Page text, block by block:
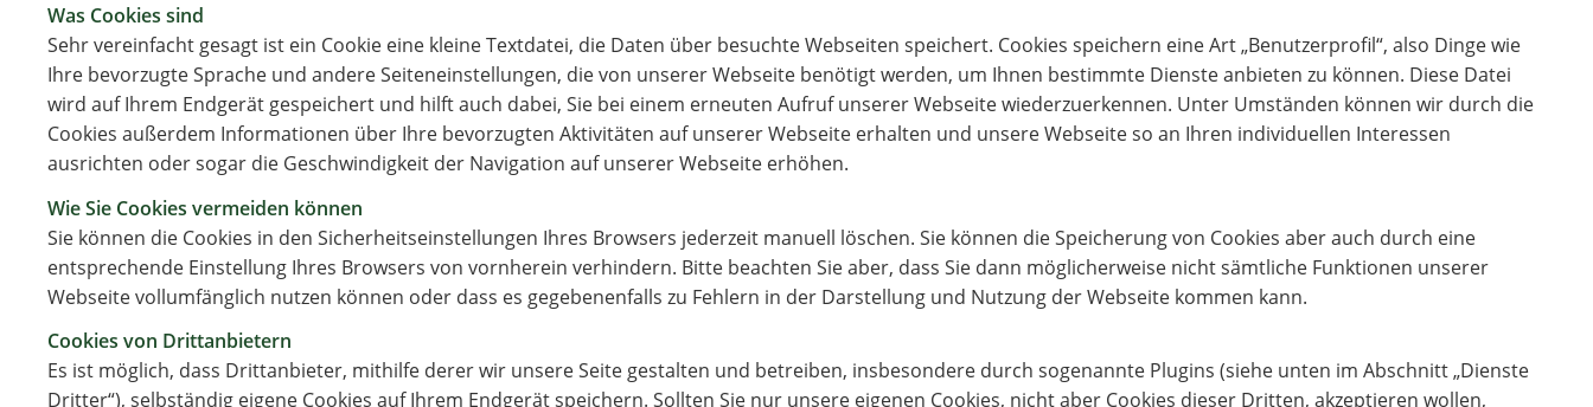
Was Cookies sind
Sehr vereinfacht gesagt ist ein Cookie eine kleine Textdatei, die Daten über besuchte Webseiten speichert. Cookies speichern eine Art „Benutzerprofil“, also Dinge wie
Ihre bevorzugte Sprache und andere Seiteneinstellungen, die von unserer Webseite benötigt werden, um Ihnen bestimmte Dienste anbieten zu können. Diese Datei
wird auf Ihrem Endgerät gespeichert und hilft auch dabei, Sie bei einem erneuten Aufruf unserer Webseite wiederzuerkennen. Unter Umständen können wir durch die
Cookies außerdem Informationen über Ihre bevorzugten Aktivitäten auf unserer Webseite erhalten und unsere Webseite so an Ihren individuellen Interessen
ausrichten oder sogar die Geschwindigkeit der Navigation auf unserer Webseite erhöhen.
Wie Sie Cookies vermeiden können
Sie können die Cookies in den Sicherheitseinstellungen Ihres Browsers jederzeit manuell löschen. Sie können die Speicherung von Cookies aber auch durch eine
entsprechende Einstellung Ihres Browsers von vornherein verhindern. Bitte beachten Sie aber, dass Sie dann möglicherweise nicht sämtliche Funktionen unserer
Webseite vollumfänglich nutzen können oder dass es gegebenenfalls zu Fehlern in der Darstellung und Nutzung der Webseite kommen kann.
Cookies von Drittanbietern
Es ist möglich, dass Drittanbieter, mithilfe derer wir unsere Seite gestalten und betreiben, insbesondere durch sogenannte Plugins (siehe unten im Abschnitt „Dienste
Dritter“), selbständig eigene Cookies auf Ihrem Endgerät speichern. Sollten Sie nur unsere eigenen Cookies, nicht aber Cookies dieser Dritten, akzeptieren wollen,